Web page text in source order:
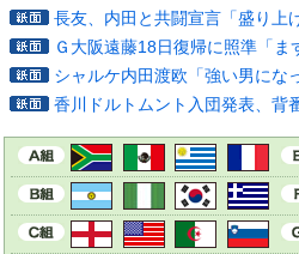
長友、内田と共闘宣言「盛り上
Ｇ大阪遠藤18日復帰に照準「ま
シャルケ内田渡欧「強い男にな
香川ドルトムント入団発表、背